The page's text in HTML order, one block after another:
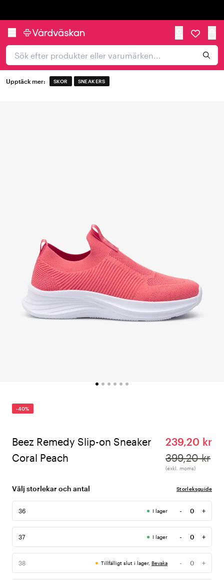
Upptäck mer: SKOR SNEAKERS
-40%
Beez Remedy Slip-on Sneaker
Coral Peach
239,20 kr
399,20 kr
(exkl. moms)
Välj storlekar och antal Storleksguide
36 I lager -
Antal
+
37 I lager -
Antal
+
38 Tillfälligt slut i lager, Bevaka -
Antal
+